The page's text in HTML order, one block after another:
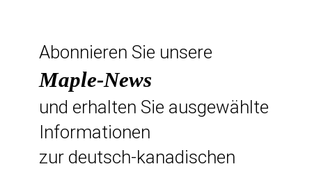
Abonnieren Sie unsere
Maple-News
und erhalten Sie ausgewählte
Informationen
zur deutsch-kanadischen